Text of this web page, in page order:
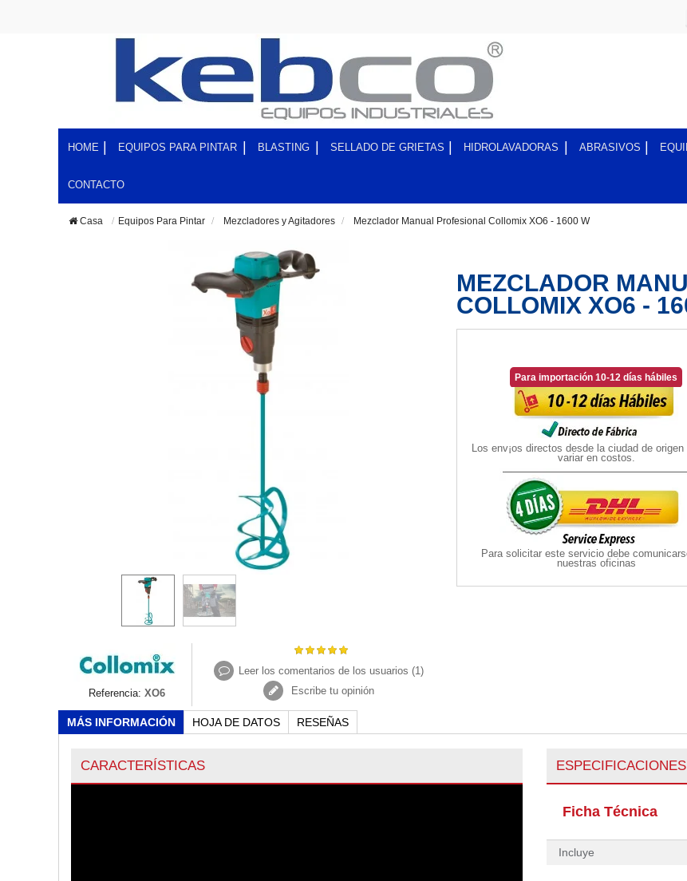
HOME EQUIPOS PARA PINTAR BLASTING SELLADO DE GRIETAS HIDROLAVADORAS ABRASIVOS
CONTACTO
Casa Equipos Para Pintar > Mezcladores y Agitadores > Mezclador Manual Profesional Collomix XO6 - 1600 W
Referencia: XO6
Leer los comentarios de los usuarios (1)
Escribe tu opinión
MEZCLADOR
COLLOMIX XO6 -
Para importación 10-12 días hábiles
Los env¡os directos desde la ciudad de origen
variar en costos.
Para solicitar este servicio debe
nuestras oficinas
MÁS INFORMACIÓN HOJA DE DATOS RESEÑAS
CARACTERÍSTICAS ESPECIFICACIONES
Ficha Técnica
Incluye